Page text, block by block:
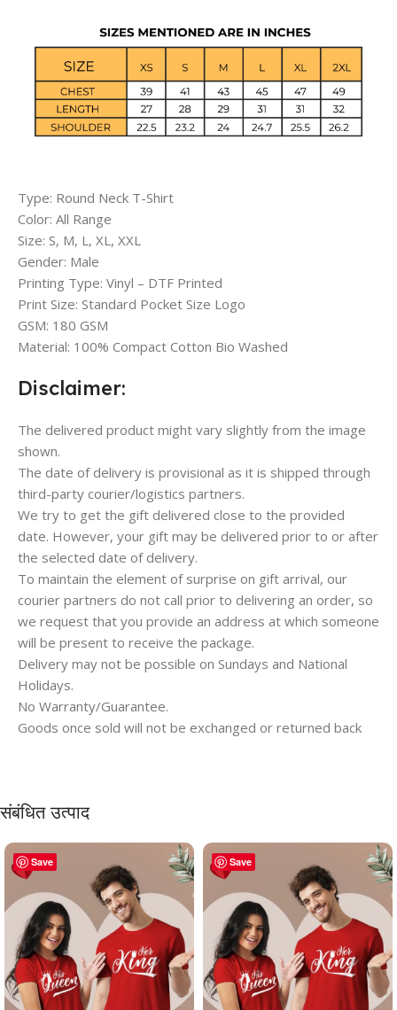
Type: Round Neck T-Shirt
Color: All Range
Size: S, M, L, XL, XXL
Gender: Male
Printing Type: Vinyl – DTF Printed
Print Size: Standard Pocket Size Logo
GSM: 180 GSM
Material: 100% Compact Cotton Bio Washed
Disclaimer:
The delivered product might vary slightly from the image
shown.
The date of delivery is provisional as it is shipped through
third-party courier/logistics partners.
We try to get the gift delivered close to the provided
date. However, your gift may be delivered prior to or after
the selected date of delivery.
To maintain the element of surprise on gift arrival, our
courier partners do not call prior to delivering an order, so
we request that you provide an address at which someone
will be present to receive the package.
Delivery may not be possible on Sundays and National
Holidays.
No Warranty/Guarantee.
Goods once sold will not be exchanged or returned back
संबंधित उत्पाद
Save Save